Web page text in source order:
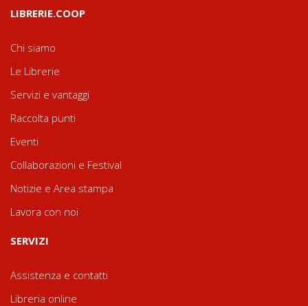
LIBRERIE.COOP
Chi siamo
Le Librerie
Servizi e vantaggi
Raccolta punti
Eventi
Collaborazioni e Festival
Notizie e Area stampa
Lavora con noi
SERVIZI
Assistenza e contatti
Libreria online